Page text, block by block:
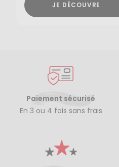
JE DÉCOUVRE
Paiement sécurisé
En 3 ou 4 fois sans frais